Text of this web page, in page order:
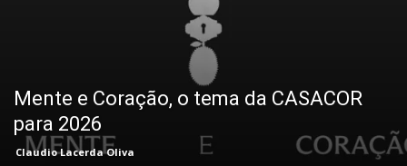
Mente e Coração, o tema da CASACOR
para 2026
Claudio Lacerda Oliva
atributos